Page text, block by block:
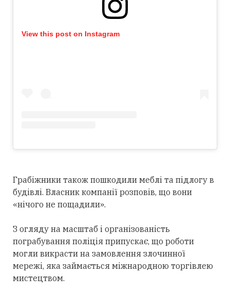
View this post on Instagram
Грабіжники також пошкодили меблі та підлогу в
будівлі. Власник компанії розповів, що вони
«нічого не пощадили».
З огляду на масштаб і організованість
пограбування поліція припускає, що роботи
могли викрасти на замовлення злочинної
мережі, яка займається міжнародною торгівлею
мистецтвом.